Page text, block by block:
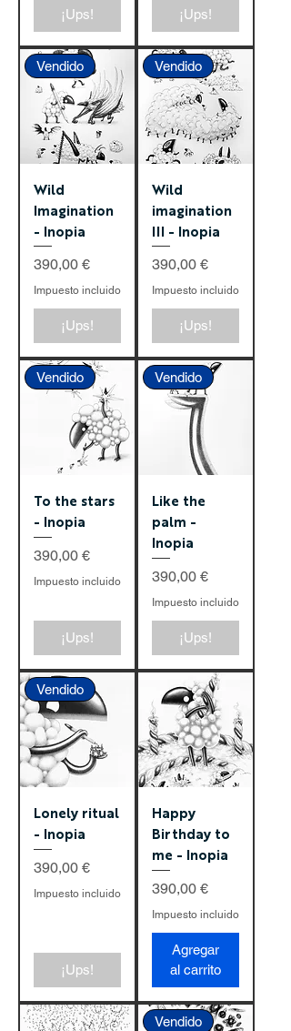
¡Ups! ¡Ups!
Vendido
Wild
Imagination
- Inopia
Precio
390,00 €
Impuesto incluido
¡Ups!
Vendido
Wild
imagination
III - Inopia
Precio
390,00 €
Impuesto incluido
¡Ups!
Vendido
To the stars
- Inopia
Precio
390,00 €
Impuesto incluido
¡Ups!
Vendido
Like the
palm -
Inopia
Precio
390,00 €
Impuesto incluido
¡Ups!
Vendido
Lonely ritual
- Inopia
Precio
390,00 €
Impuesto incluido
¡Ups!
Happy
Birthday to
me - Inopia
Precio
390,00 €
Impuesto incluido
Agregar
al carrito
Vendido